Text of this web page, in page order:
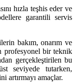
hızla teşhis eder ve
garantili servis
bakım, onarım ve
profesyonel bir teknik
gerçekleştirilen bu
seviyede tutarken,
artırmayı amaçlar.